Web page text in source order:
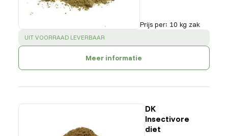
Prijs per: 10 kg zak
SUCCESS:
UIT VOORRAAD LEVERBAAR
Meer informatie
DK
Insectivore
diet